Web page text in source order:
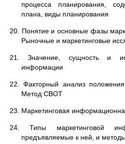
процесса планирования,
плана, виды планирования
20. Понятие и основные фазы
Рыночные и маркетинговые
21. Значение, сущность и
информации
22. Факторный анализ
Метод СВОТ
23. Маркетинговая
24. Типы маркетинговой
предъявляемые к ней, и